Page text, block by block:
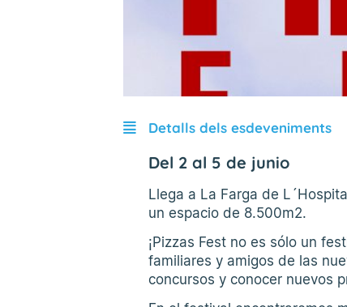
Detalls dels esdeveniments
Del 2 al 5 de junio
Llega a La Farga de
un espacio de 8.500m2.
¡Pizzas Fest no es sólo un
familiares y amigos de las
concursos y conocer nuevos